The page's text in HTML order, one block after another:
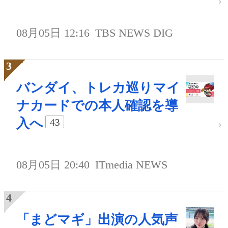
08月05日 12:16 TBS NEWS DIG
バンダイ、トレカ巡りマイ
ナカードでの本人確認を導
入へ
43
08月05日 20:40 ITmedia NEWS
「まどマギ」出演の人気声